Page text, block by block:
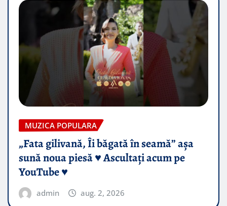
MUZICA POPULARA
„Fata gilivană, Îi băgată în seamă” așa
sună noua piesă ♥️ Ascultați acum pe
YouTube ♥️
admin aug. 2, 2026